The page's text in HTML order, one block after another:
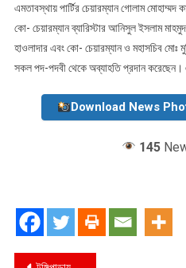
এমতাবস্থায় পার্টির চেয়ারম্যান গোলাম মোহাম্মদ
কো- চেয়ারম্যান ব্যারিস্টার আনিসুল ইসলাম
হাওলাদার এবং কো- চেয়ারম্যান ও মহাসচিব
সকল পদ-পদবী থেকে অব্যাহতি প্রদান
Download News
145